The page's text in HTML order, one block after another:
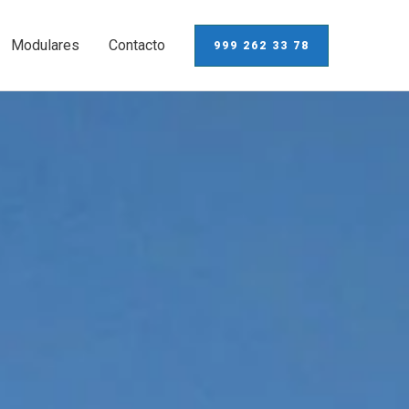
Modulares Contacto 999 262 33 78